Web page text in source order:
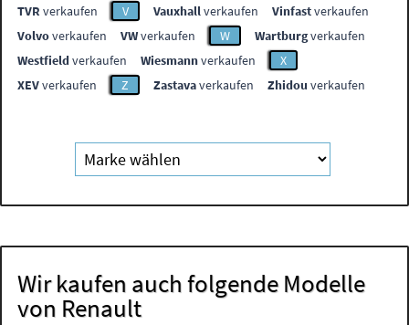
TVR verkaufen V Vauxhallverkaufen Vinfastverkaufen
Volvoverkaufen VWverkaufen W Wartburgverkaufen
Westfieldverkaufen Wiesmannverkaufen
X
XEVverkaufen Z Zastavaverkaufen Zhidou verkaufen
Wir kaufen auch folgende Modelle
von Renault